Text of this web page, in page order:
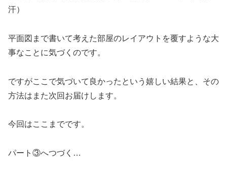
汗）
平面図まで書いて考えた部屋のレイアウトを覆すような大
事なことに気づくのです。
ですがここで気づいて良かったという嬉しい結果と、その
方法はまた次回お届けします。
今回はここまでです。
パート③へつづく…